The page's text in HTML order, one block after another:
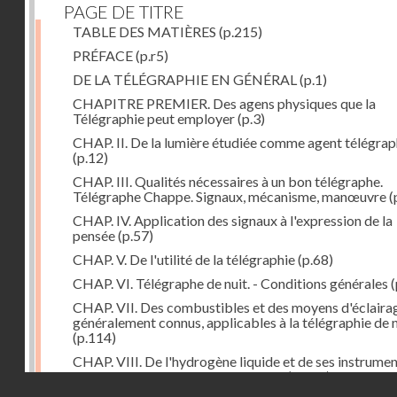
PAGE DE TITRE
TABLE DES MATIÈRES (p.215)
PRÉFACE(p.r5)
DE LA TÉLÉGRAPHIE EN GÉNÉRAL (p.1)
CHAPITRE PREMIER. Des agens physiques que la
Télégraphie peut employer(p.3)
CHAP. II. De la lumière étudiée comme agent
(p.12)
CHAP. III. Qualités nécessaires à un bon télégraphe.
Télégraphe Chappe. Signaux, mécanisme, manœuvre
CHAP. IV. Application des signaux à l'expression de la
pensée(p.57)
CHAP. V. De l'utilité de la télégraphie(p.68)
CHAP. VI. Télégraphe de nuit. - Conditions générales
CHAP. VII. Des combustibles et des moyens
généralement connus, applicables à la télégraphie de
(p.114)
CHAP. VIII. De l'hydrogène liquide et de ses
d'emploi dans la télégraphie de nuit(p.142)